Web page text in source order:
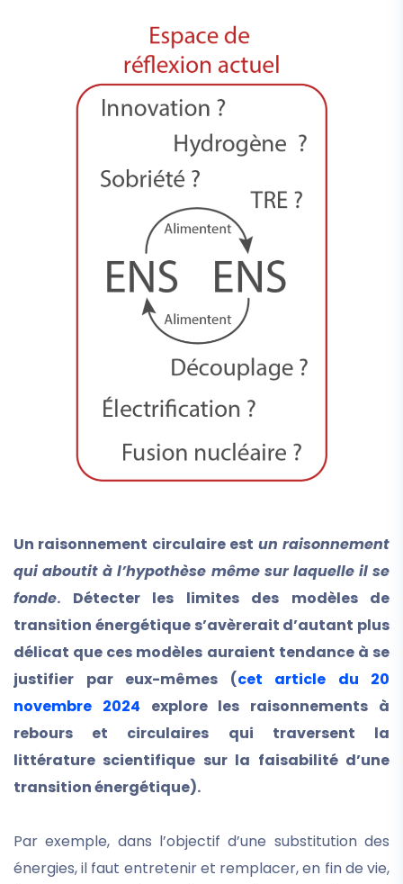
Un raisonnement circulaire est un raisonnement
qui aboutit à l’hypothèse même sur laquelle il se
fonde. Détecter les limites des modèles de
transition énergétique s’avèrerait d’autant plus
délicat que ces modèles auraient tendance à se
justifier par eux-mêmes (cet article du 20
novembre 2024 explore les raisonnements à
rebours et circulaires qui traversent la
littérature scientifique sur la faisabilité d’une
transition énergétique).
Par exemple, dans l’objectif d’une substitution des
énergies, il faut entretenir et remplacer, en fin de vie,